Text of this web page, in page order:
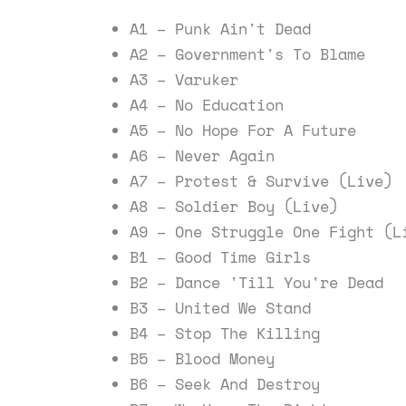
A1 – Punk Ain't Dead
A2 – Government's To Blame
A3 – Varuker
A4 – No Education
A5 – No Hope For A Future
A6 – Never Again
A7 – Protest & Survive (Live)
A8 – Soldier Boy (Live)
A9 – One Struggle One Fight
B1 – Good Time Girls
B2 – Dance 'Till You're Dead
B3 – United We Stand
B4 – Stop The Killing
B5 – Blood Money
B6 – Seek And Destroy